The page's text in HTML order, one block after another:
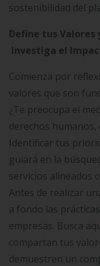
sostenibilidad del
Define tus Valores
Investiga el
Comienza por
valores que son
¿Te preocupa el
derechos humanos,
Identificar tus
guiará en la
servicios alineados
Antes de realizar
a fondo las
empresas. Busca
compartan tus
demuestren un